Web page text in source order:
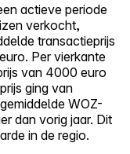
actieve periode
verkocht,
transactieprijs
Per vierkante
van 4000 euro
ging van
WOZ-
dan vorig jaar. Dit
in de regio.